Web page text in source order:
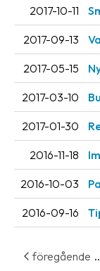
villkor
Integritet
Förbjudet
och
farligt
innehåll
2017-10-11
2017-09-13
2017-05-15
2017-03-10
2017-01-30
2016-11-18
2016-10-03
2016-09-16
föregående